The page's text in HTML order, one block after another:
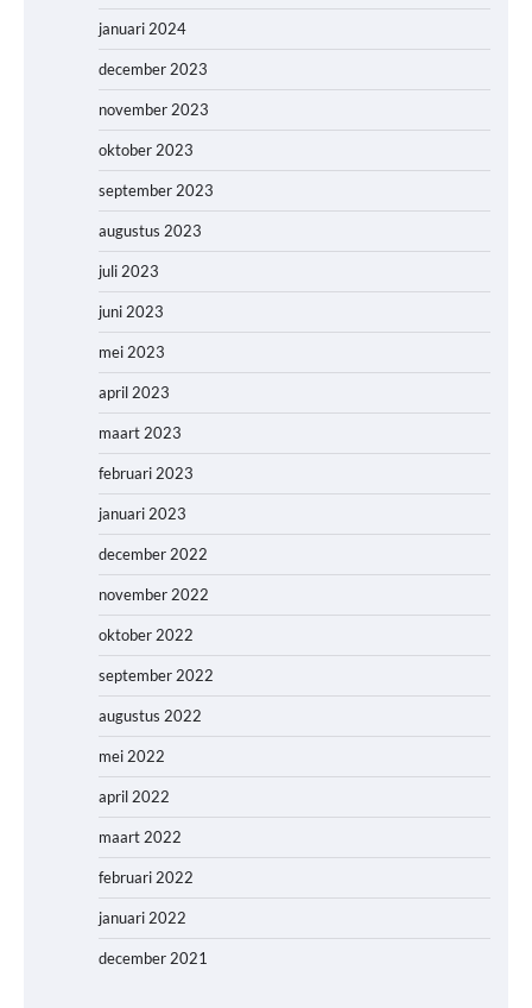
januari 2024
december 2023
november 2023
oktober 2023
september 2023
augustus 2023
juli 2023
juni 2023
mei 2023
april 2023
maart 2023
februari 2023
januari 2023
december 2022
november 2022
oktober 2022
september 2022
augustus 2022
mei 2022
april 2022
maart 2022
februari 2022
januari 2022
december 2021